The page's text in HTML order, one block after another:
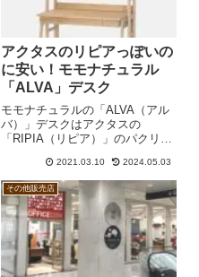
アクタスのリピアっぽいの
に安い！モモナチュラル
「ALVA」デスク
モモナチュラルの「ALVA（アル
バ）」デスクはアクタスの
「RIPIA（リピア）」のパクリと
です。しかしながら、アルバには
デスクに引出しが付いています
し、ワゴンも用意されています。
おまけに国産。それでいて価格は
最大で40％以上も安いです。
2021.03.10 2024.05.03
その他販売店